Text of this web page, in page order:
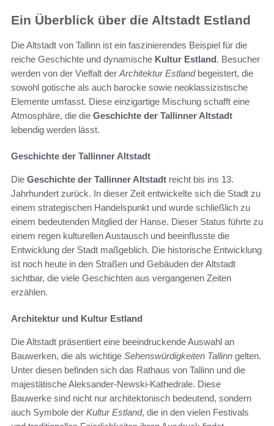
Ein Überblick über die Altstadt Estland
Die Altstadt von Tallinn ist ein faszinierendes Beispiel für die
reiche Geschichte und dynamische Kultur Estland. Besucher
werden von der Vielfalt der Architektur Estlandbegeistert, die
sowohl gotische als auch barocke sowie neoklassizistische
Elemente umfasst. Diese einzigartige Mischung schafft eine
Atmosphäre, die die Geschichte der Tallinner Altstadt
lebendig werden lässt.
Geschichte der Tallinner Altstadt
Die Geschichte der Tallinner Altstadt reicht bis ins 13.
Jahrhundert zurück. In dieser Zeit entwickelte sich die Stadt zu
einem strategischen Handelspunkt und wurde schließlich zu
einem bedeutenden Mitglied der Hanse. Dieser Status führte zu
einem regen kulturellen Austausch und beeinflusste die
Entwicklung der Stadt maßgeblich. Die historische Entwicklung
ist noch heute in den Straßen und Gebäuden der Altstadt
sichtbar, die viele Geschichten aus vergangenen Zeiten
erzählen.
Architektur und Kultur Estland
Die Altstadt präsentiert eine beeindruckende Auswahl an
Bauwerken, die als wichtige Sehenswürdigkeiten Tallinn gelten.
Unter diesen befinden sich das Rathaus von Tallinn und die
majestätische Aleksander-Newski-Kathedrale. Diese
Bauwerke sind nicht nur architektonisch bedeutend, sondern
auch Symbole der Kultur Estland, die in den vielen Festivals